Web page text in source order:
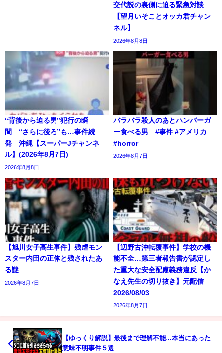
交代説の裏側に迫る緊急対談
【望月いそことオッカ君チャン
ネル】
2026年8月8日
“背後から迫る男”犯行の瞬
間 “さらに後ろ”も…事件続
発 沖縄【スーパーJチャンネ
ル】(2026年8月7日)
2026年8月8日
バラバラ殺人のあとハンバーガ
ー食べる男 #事件 #アメリカ
#horror
2026年8月7日
【旭川女子高生事件】残虐モン
スター内田の正体と残されたあ
る謎
2026年8月7日
【辺野古沖転覆事件】学校の機
能不全…第三者報告書が認定し
た重大な安全配慮義務違反【か
なえ先生の切り抜き】元配信
2026/08/03
2026年8月7日
【ゆっくり解説】最後まで理解不能…本当にあった
意味不明事件５選